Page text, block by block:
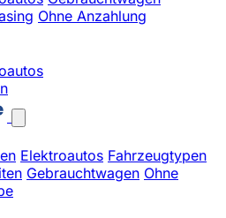
Ohne Anzahlung
Elektroautos Fahrzeugtypen
Gebrauchtwagen Ohne